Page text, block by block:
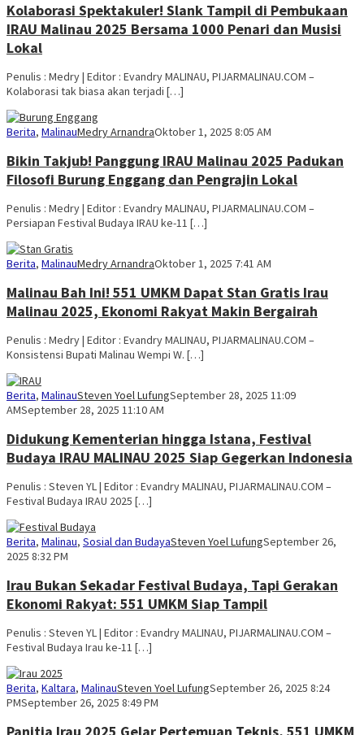
Kolaborasi Spektakuler! Slank Tampil di Pembukaan
IRAU Malinau 2025 Bersama 1000 Penari dan Musisi
Lokal
Penulis : Medry | Editor : Evandry MALINAU, PIJARMALINAU.COM –
Kolaborasi tak biasa akan terjadi […]
Berita, MalinauMedry ArnandraOktober 1, 2025 8:05 AM
Bikin Takjub! Panggung IRAU Malinau 2025 Padukan
Filosofi Burung Enggang dan Pengrajin Lokal
Penulis : Medry | Editor : Evandry MALINAU, PIJARMALINAU.COM –
Persiapan Festival Budaya IRAU ke-11 […]
Berita, MalinauMedry ArnandraOktober 1, 2025 7:41 AM
Malinau Bah Ini! 551 UMKM Dapat Stan Gratis Irau
Malinau 2025, Ekonomi Rakyat Makin Bergairah
Penulis : Medry | Editor : Evandry MALINAU, PIJARMALINAU.COM –
Konsistensi Bupati Malinau Wempi W. […]
Berita, MalinauSteven Yoel LufungSeptember 28, 2025 11:09
AMSeptember 28, 2025 11:10 AM
Didukung Kementerian hingga Istana, Festival
Budaya IRAU MALINAU 2025 Siap Gegerkan Indonesia
Penulis : Steven YL | Editor : Evandry MALINAU, PIJARMALINAU.COM –
Festival Budaya IRAU 2025 […]
Berita, Malinau, Sosial dan BudayaSteven Yoel LufungSeptember 26,
2025 8:32 PM
Irau Bukan Sekadar Festival Budaya, Tapi Gerakan
Ekonomi Rakyat: 551 UMKM Siap Tampil
Penulis : Steven YL | Editor : Evandry MALINAU, PIJARMALINAU.COM –
Festival Budaya Irau ke-11 […]
Berita, Kaltara, MalinauSteven Yoel LufungSeptember 26, 2025 8:24
PMSeptember 26, 2025 8:49 PM
Panitia Irau 2025 Gelar Pertemuan Teknis, 551 UMKM